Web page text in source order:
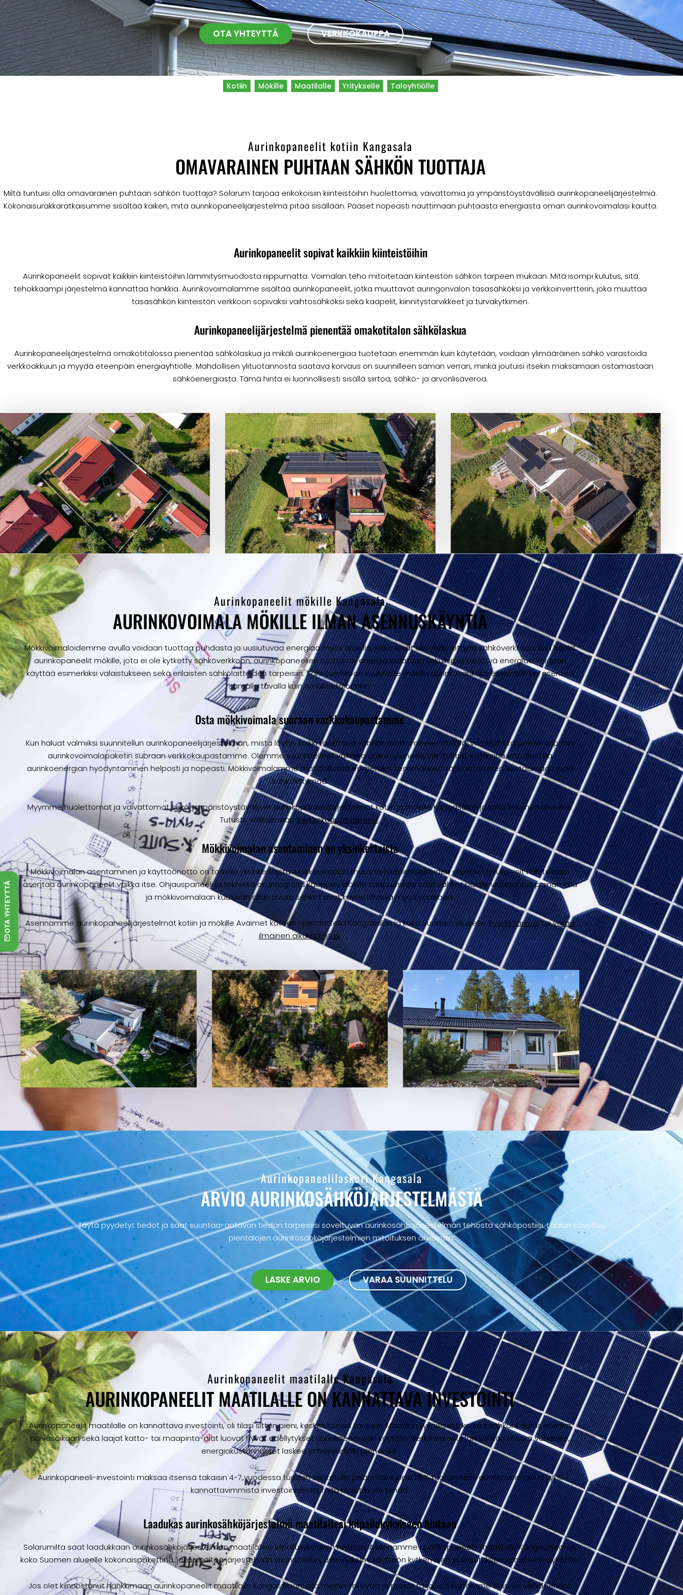
OTA YHTEYTTÄ VERKKOKAUPPA
Kotiin Mökille Maatilalle Yritykselle Taloyhtiölle
Aurinkopaneelit kotiin Kangasala
OMAVARAINEN PUHTAAN SÄHKÖN TUOTTAJA
Miltä tuntuisi olla omavarainen puhtaan sähkön tuottaja? Solarum tarjoaa erikokoisiin kiinteistöihin huolettomia, vaivattomia ja ympäristöystävällisiä aurinkopaneelijärjestelmiä.
Kokonaisurakkaratkaisumme sisältää kaiken, mitä aurinkopaneelijärjestelmä pitää sisällään. Pääset nopeasti nauttimaan puhtaasta energiasta oman aurinkovoimalasi kautta.
Aurinkopaneelit sopivat kaikkiin kiinteistöihin
Aurinkopaneelit sopivat kaikkiin kiinteistöihin lämmitysmuodosta riippumatta. Voimalan teho mitoitetaan kiinteistön sähkön tarpeen mukaan. Mitä isompi kulutus, sitä
tehokkaampi järjestelmä kannattaa hankkia. Aurinkovoimalamme sisältää aurinkopaneelit, jotka muuttavat auringonvalon tasasähköksi ja verkkoinvertterin, joka muuttaa
tasasähkön kiinteistön verkkoon sopivaksi vaihtosähköksi sekä kaapelit, kiinnitystarvikkeet ja turvakytkimen.
Aurinkopaneelijärjestelmä pienentää omakotitalon sähkölaskua
Aurinkopaneelijärjestelmä omakotitalossa pienentää sähkölaskua ja mikäli aurinkoenergiaa tuotetaan enemmän kuin käytetään, voidaan ylimääräinen sähkö varastoida
verkkoakkuun ja myydä eteenpäin energiayhtiölle. Mahdollisen ylituotannosta saatava korvaus on suunnilleen saman verran, minkä joutuisi itsekin maksamaan ostamastaan
sähköenergiasta. Tämä hinta ei luonnollisesti sisällä siirtoa, sähkö- ja arvonlisäveroa.
Aurinkopaneelit mökille Kangasala
AURINKOVOIMALA MÖKILLE ILMAN ASENNUSKÄYNTIÄ
Mökkivoimaloidemme avulla voidaan tuottaa puhdasta ja uusiutuvaa energiaa myös alueilla, jotka eivät ole yhdistettynä sähköverkkoon. Kun hankit
aurinkopaneelit mökille, jota ei ole kytketty sähköverkkoon, aurinkopaneelien tuottama energia ladataan akkuihin ja kerättyä energiaa voidaan
käyttää esimerkiksi valaistukseen sekä erilaisten sähkölaitteiden tarpeisiin. Sähköverkkoon kuuluvalle mökille aurinkosähköjärjestelmän voi asentaa
samalla tavalla kuin omakotitaloonkin.
Osta mökkivoimala suoraan verkkokaupastamme
Kun haluat valmiiksi suunnitellun aurinkopaneelijärjestelmän, mistä löytyy kaikki tarvittava sähkön tuottamiseen mökillä, voit tilata tarpeisiisi sopivan
aurinkovoimalapaketin suoraan verkkokaupastamme. Olemme suunnitelleet valmiita aurinkopaneelijärjestelmiä, jotta sinä voit aloittaa
aurinkoenergian hyödyntäminen helposti ja nopeasti. Mökkivoimalamme mahdollistaa esimerkiksi kesämökkien sähköistämisen vastaamaan jopa
sähköliittymää.
Myymme huolettomat ja vaivattomat sekä ympäristöystävälliset aurinkopaneelijärjestelmät kotiin ja mökille Kangasalan ja koko Suomen alueelle.
Tutustu valikoimaanVerkkokaupassamme.
Mökkivoimalan asentaminen on yksinkertaista
Mökkivoimalan asentaminen ja käyttöönotto on todella yksinkertaista. Mökkivoimalan mukana tulevien selkeiden ohjeiden avulla voit halutessasi
asentaa aurinkopaneelit vaikka itse. Ohjauspaneeli ja tekniikka on integroitu kaappiin. Mökille saapuessasi saat sähköt päälle virtanappia painamalla
ja mökkivoimalaan kuuluvan akun avulla sähköt ovat käytettävissä myös yöaikaan.
Asennamme aurinkopaneelijärjestelmät kotiin ja mökille Avaimet käteen -periaattella Kangasalan ja koko Suomen alueelle.Pyydä tarjoustaivaraa
ilmainen alkukartoitus.
Aurinkopaneelilaskuri Kangasala
ARVIO AURINKOSÄHKÖ­JÄRJESTELMÄSTÄ
Täytä pyydetyt tiedot ja saat suuntaa-antavan tiedon tarpeisiisi soveltuvan aurinkosähköjärjestelmän tehosta sähköpostiisi. Laskuri soveltuu
pientalojen aurinkosähköjärjestelmien mitoituksen arviointiin.
LASKE ARVIO VARAA SUUNNITTELU
Aurinkopaneelit maatilalle Kangasala
AURINKOPANEELIT MAATILALLE ON KANNATTAVA INVESTOINTI
Aurinkopaneelit maatilalle on kannattava investointi, oli tilasi sitten pieni, keskikokoinen tai suuri. Maatilan tyypillisesti korkea sähkönkulutus etenkin
päiväsaikaan sekä laajat katto- tai maapinta-alat luovat hyvät edellytykset aurinkoenergian käytölle. Verkosta ostetun sähkön määrä vähenee,
energiakustannukset laskee ja hiilijalanjälki pienenee.
Aurinkopaneeli-investointi maksaa itsensä takaisin 4-7 vuodessa tuoden sijoitetulle pääomalle jopa 25% tuoton! Näin aurinkovoimala on yksi
kannattavimmista investoinneista, mitä maatila voi tehdä.
Laadukas aurinkosähköjärjestelmä maatilallesi kilpailukykyiseen hintaan
Solarumilta saat laadukkaan aurinkosähköjärjestelmän maatilallesi kilpailukykyiseen hintaan. Asennamme aurinkopaneelit maatilalle Kangasalaan ja
koko Suomen alueelle kokonaispakettina, joka sisältää järjestelmän suunnittelun, asennuksen, käyttöön kytkemisen ja ilmoituksen sähköverkkoyhtiölle.
Jos olet kiinnostunut hankkimaan aurinkopaneelit maatilalle Kangasalaan, ota meihin yhteyttä ja pyydä tarjous. Selvitämme tilasi eri vaihdoehdot
OTA YHTEYTTÄ